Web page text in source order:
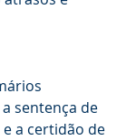
sentença de
a certidão de